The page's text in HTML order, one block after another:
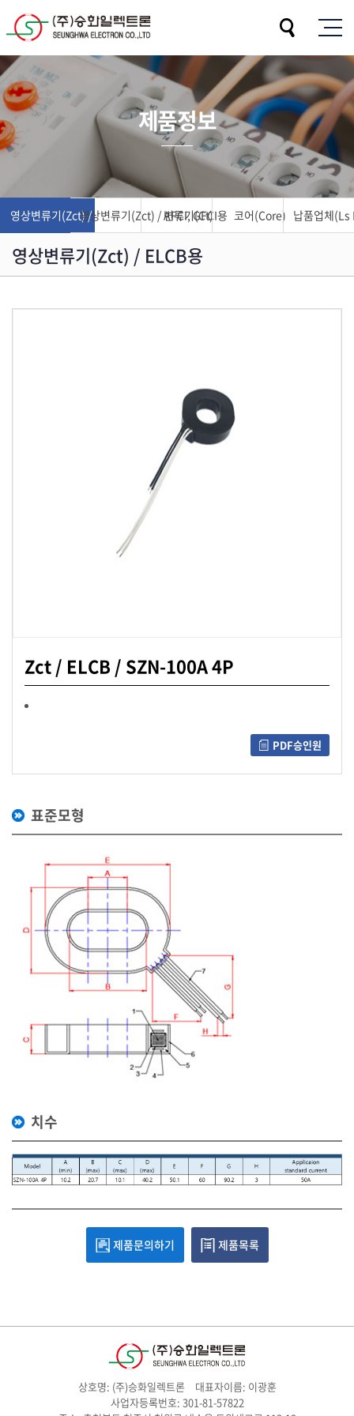
제품정보
영상변류기(Zct) / ELCB용영상변류기(Zct) / AFCI, GFCI용
변류기(Ct) 코어(Core) 납품업체
영상변류기(Zct) / ELCB용
Zct / ELCB / SZN-100A 4P
PDF승인원
표준모형
치수
제품문의하기 제품목록
상호명: (주)승화일렉트론
대표자이름: 이광훈
사업자등록번호: 301-81-57822